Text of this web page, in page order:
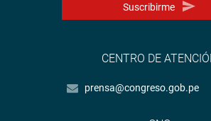
Suscribirme
CENTRO DE
prensa@congreso.gob.pe